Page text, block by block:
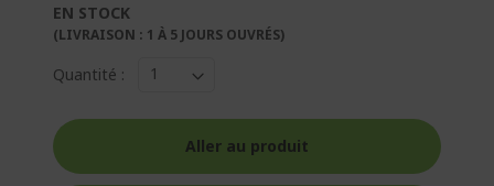
EN STOCK
(LIVRAISON : 1 À 5 JOURS OUVRÉS)
Quantité :
Aller au produit